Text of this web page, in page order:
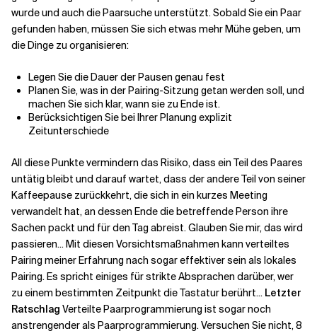
wurde und auch die Paarsuche unterstützt. Sobald Sie ein Paar
gefunden haben, müssen Sie sich etwas mehr Mühe geben, um
die Dinge zu organisieren:
Legen Sie die Dauer der Pausen genau fest
Planen Sie, was in der Pairing-Sitzung getan werden soll, und
machen Sie sich klar, wann sie zu Ende ist.
Berücksichtigen Sie bei Ihrer Planung explizit
Zeitunterschiede
All diese Punkte vermindern das Risiko, dass ein Teil des Paares
untätig bleibt und darauf wartet, dass der andere Teil von seiner
Kaffeepause zurückkehrt, die sich in ein kurzes Meeting
verwandelt hat, an dessen Ende die betreffende Person ihre
Sachen packt und für den Tag abreist. Glauben Sie mir, das wird
passieren... Mit diesen Vorsichtsmaßnahmen kann verteiltes
Pairing meiner Erfahrung nach sogar effektiver sein als lokales
Pairing. Es spricht einiges für strikte Absprachen darüber, wer
zu einem bestimmten Zeitpunkt die Tastatur berührt... Letzter
Ratschlag Verteilte Paarprogrammierung ist sogar noch
anstrengender als Paarprogrammierung. Versuchen Sie nicht, 8